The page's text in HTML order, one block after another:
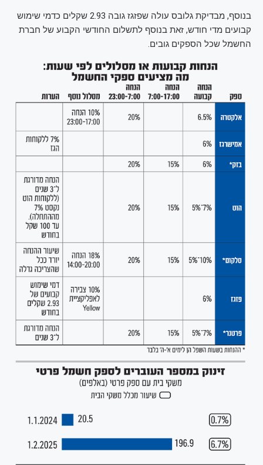
בנוסף, מבדיקת גלובס עולה שפזגז גובה 2.93 שקלים כדמי שימוש
קבועים מדי חודש, זאת בנוסף לתשלום החודשי הקבוע של חברת
החשמל שכל הספקים גובים.